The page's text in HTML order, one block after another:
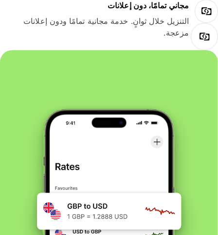
مجاني تمامًا، دون إعلانات
التنزيل خلال ثوانٍ. خدمة مجانية تمامًا ودون إعلانات
مزعجة.